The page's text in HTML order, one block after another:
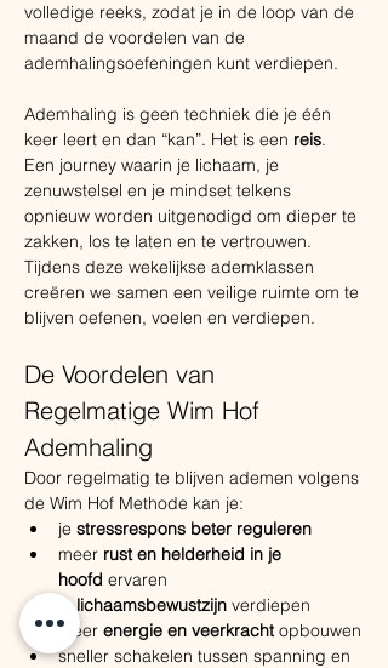
volledige reeks, zodat je in de loop van de
maand de voordelen van de
ademhalingsoefeningen kunt verdiepen.
Ademhaling is geen techniek die je één
keer leert en dan “kan”. Het is een reis.
Een journey waarin je lichaam, je
zenuwstelsel en je mindset telkens
opnieuw worden uitgenodigd om dieper te
zakken, los te laten en te vertrouwen.
Tijdens deze wekelijkse ademklassen
creëren we samen een veilige ruimte om te
blijven oefenen, voelen en verdiepen.
De Voordelen van
Regelmatige Wim Hof
Ademhaling
Door regelmatig te blijven ademen volgens
de Wim Hof Methode kan je:
je stressrespons beter reguleren
meer rust en helderheid in je
hoofd ervaren
je lichaamsbewustzijn verdiepen
meer energie en veerkracht opbouwen
sneller schakelen tussen spanning en